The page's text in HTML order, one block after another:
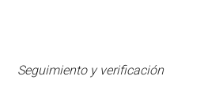
Seguimiento y verificación